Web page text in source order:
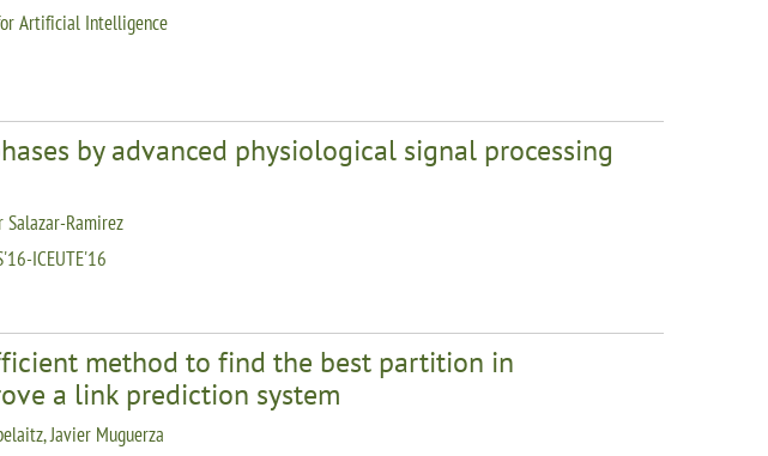
Artificial Intelligence
by advanced physiological signal processing
Salazar-Ramirez
ICEUTE'16
method to find the best partition in
a link prediction system
Javier Muguerza